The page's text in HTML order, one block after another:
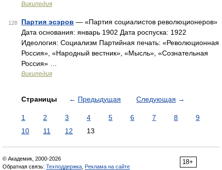
Википедия
128 Партия эсэров — «Партия социалистов революционеров»
Дата основания: январь 1902 Дата роспуска: 1922
Идеология: Социализм Партийная печать: «Революционная
Россия», «Народный вестник», «Мысль», «Сознательная
Россия» …
Википедия
Страницы ← Предыдущая Следующая →
1 2 3 4 5 6 7 8
9
10
11 12 13
18+
© Академик, 2000-2026
Обратная связь: Техподдержка Реклама на сайте